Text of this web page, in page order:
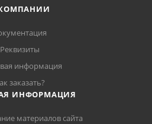
Реквизиты
информация
заказать?
ИНФОРМАЦИЯ
материалов сайта